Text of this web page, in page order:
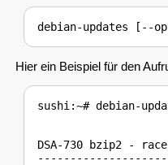
Hier ein Beispiel für den
sushi:~# debian-
DSA-730 bzip2 -